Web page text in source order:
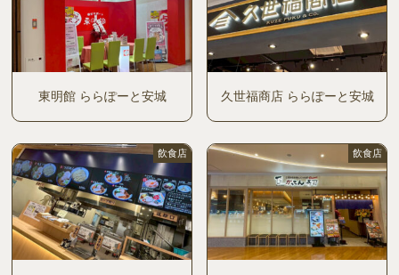
東明館 ららぽーと安城 久世福商店 ららぽーと安城
飲食店 飲食店